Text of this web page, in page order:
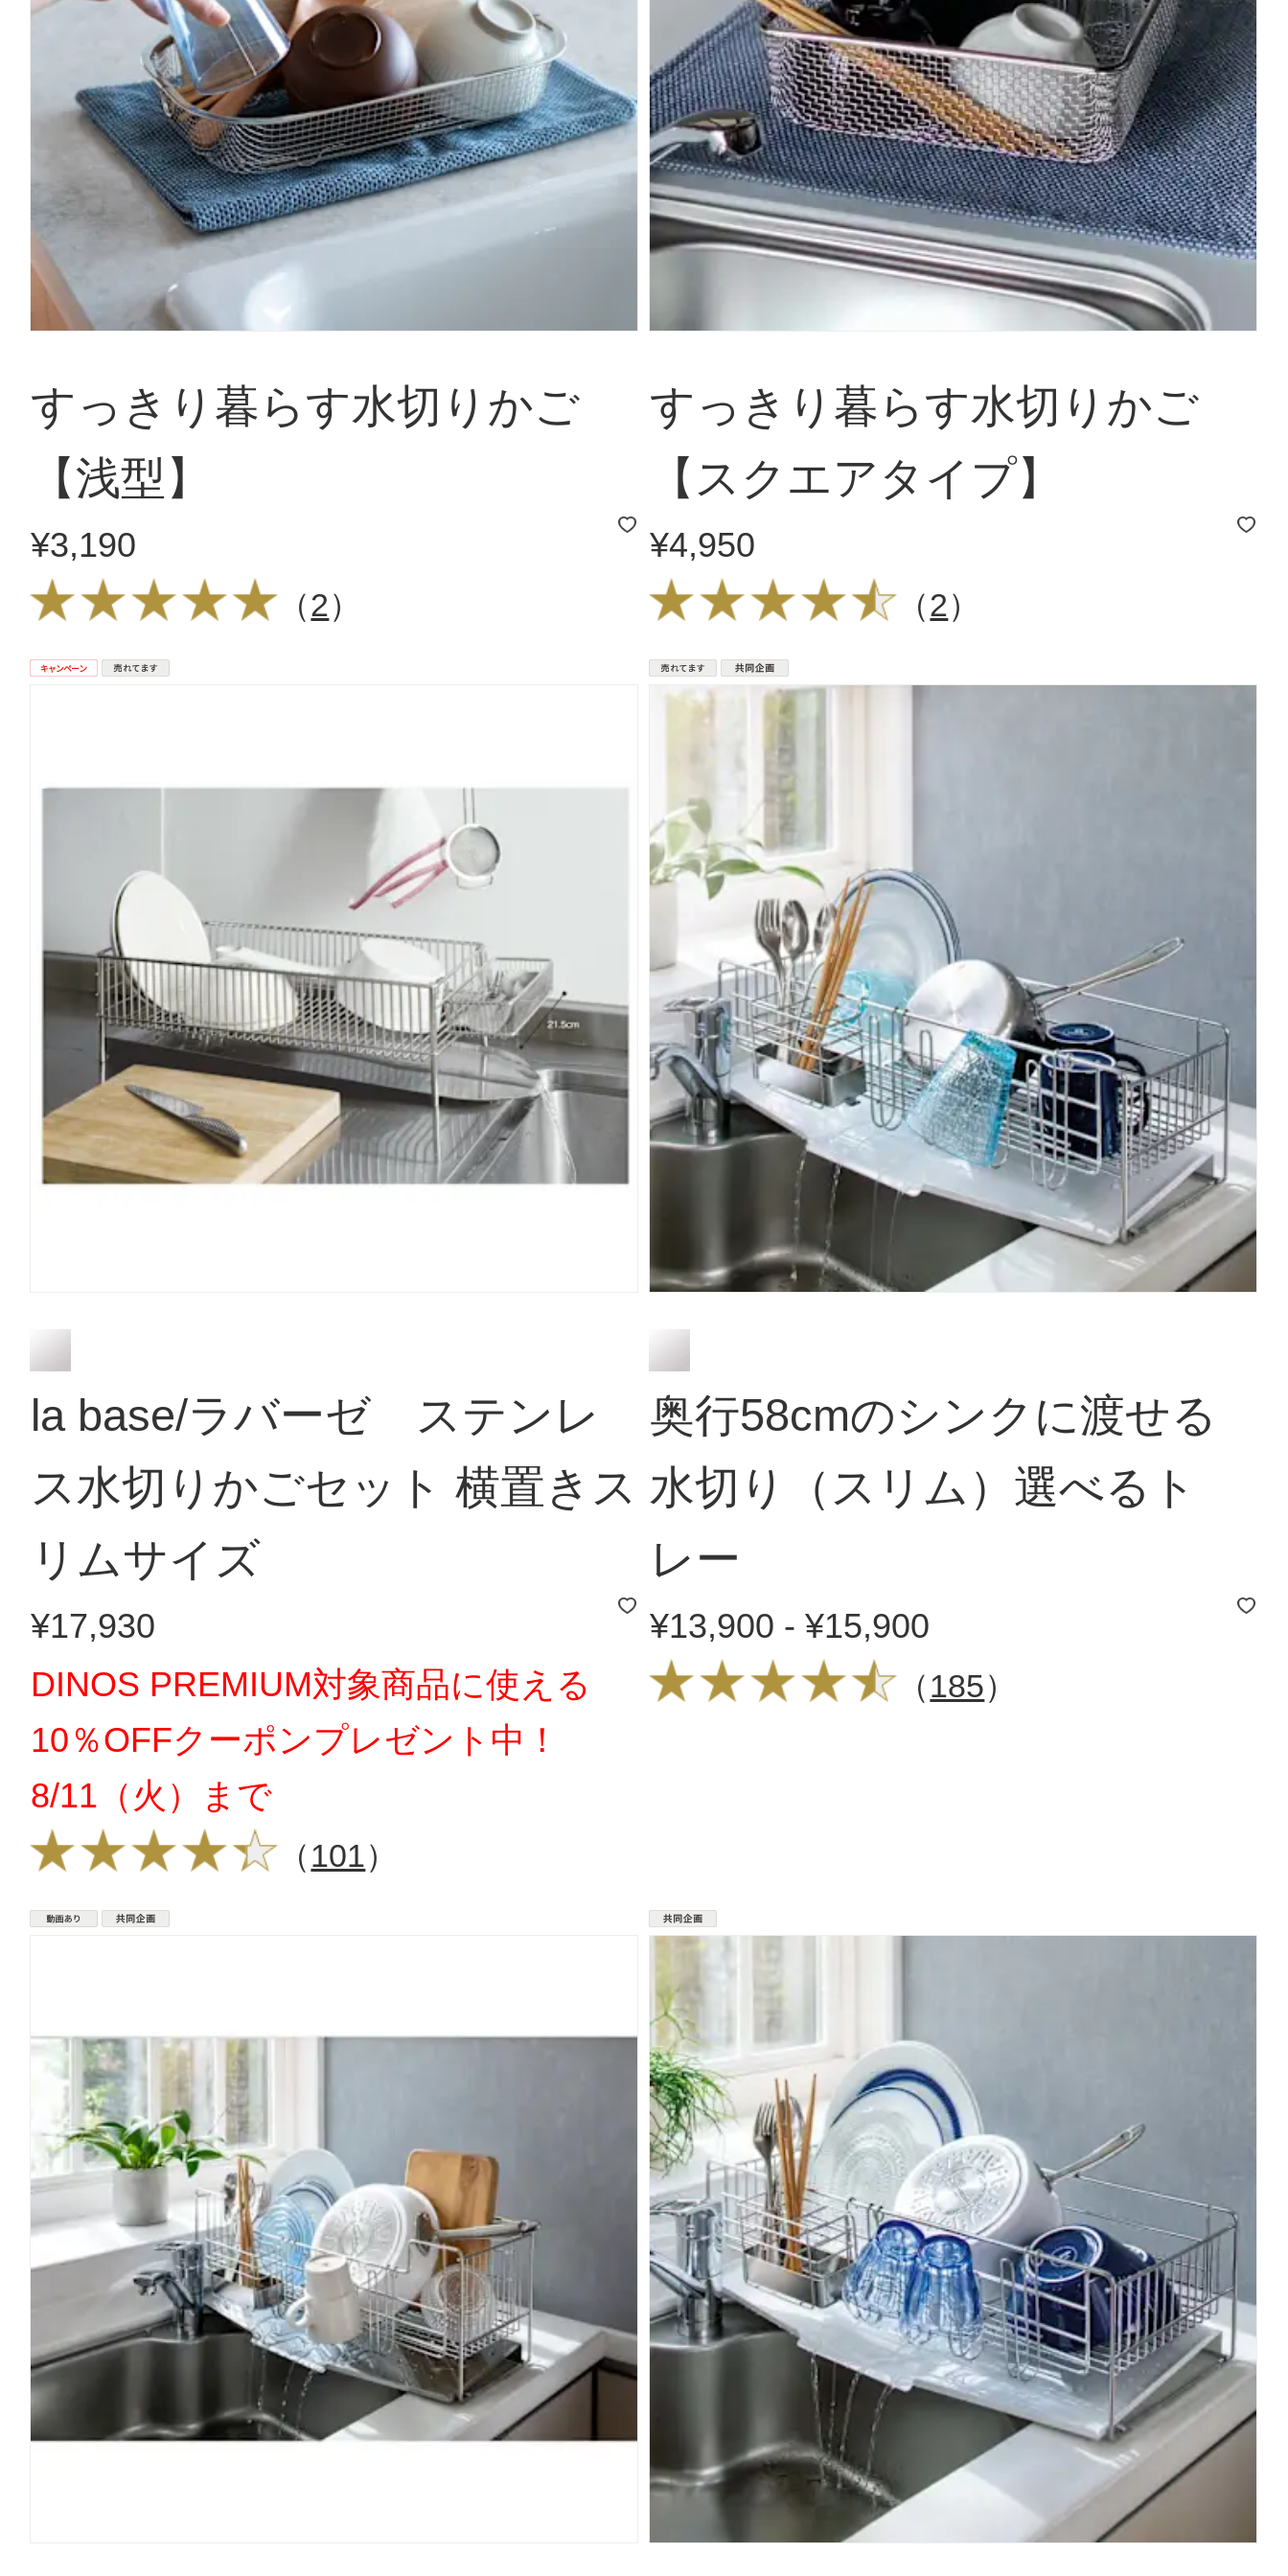
すっきり暮らす水切りかご
【浅型】
¥3,190
（2）
すっきり暮らす水切りかご
【スクエアタイプ】
¥4,950
（2）
la base/ラバーゼ ステンレ
ス水切りかごセット 横置きス
リムサイズ
¥17,930
DINOS PREMIUM対象商品に使える
10％OFFクーポンプレゼント中！
8/11（火）まで
（101）
奥行58cmのシンクに渡せる
水切り（スリム）選べるト
レー
¥13,900 - ¥15,900
（185）